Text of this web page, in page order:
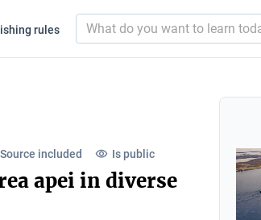
rules
Source included Is public
apei in diverse